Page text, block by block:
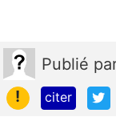
Publié
!
citer